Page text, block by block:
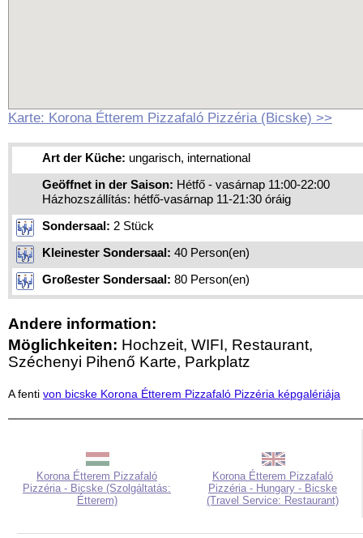
Karte: Korona Étterem Pizzafaló Pizzéria (Bicske) >>
Art der Küche: ungarisch, international
Geöffnet in der Saison: Hétfő - vasárnap 11:00-22:00
Házhozszállítás: hétfő-vasárnap 11-21:30 óráig
Sondersaal: 2 Stück
Kleinester Sondersaal: 40 Person(en)
Großester Sondersaal: 80 Person(en)
Andere information:
Möglichkeiten: Hochzeit, WIFI, Restaurant,
Széchenyi Pihenő Karte, Parkplatz
A fenti von bicske Korona Étterem Pizzafaló Pizzéria képgalériája
Korona Étterem Pizzafaló
Pizzéria - Bicske (Szolgáltatás:
Étterem)
Korona Étterem Pizzafaló
Pizzéria - Hungary - Bicske
(Travel Service: Restaurant)